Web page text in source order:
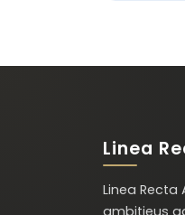
Linea
Linea Recta